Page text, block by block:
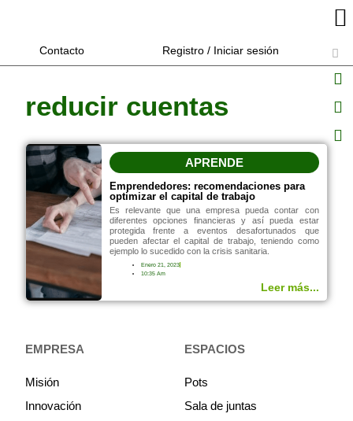
Contacto Registro / Iniciar sesión
reducir cuentas
APRENDE
Emprendedores: recomendaciones para
optimizar el capital de trabajo
Es relevante que una empresa pueda contar con
diferentes opciones financieras y así pueda estar
protegida frente a eventos desafortunados que
pueden afectar el capital de trabajo, teniendo como
ejemplo lo sucedido con la crisis sanitaria.
Enero 21, 2023
10:35 Am
Leer más...
EMPRESA
Misión
Innovación
ESPACIOS
Pots
Sala de juntas